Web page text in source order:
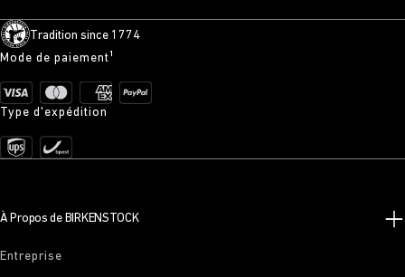
Tradition since 1774
Mode de paiement¹
Type d'expédition
À Propos de BIRKENSTOCK
Entreprise